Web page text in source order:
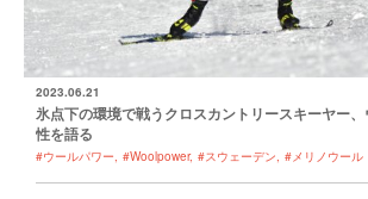
2023.06.21
氷点下の環境で戦うクロスカントリースキーヤー
性を語る
#ウールパワー #Woolpower #スウェーデン #メリノウール